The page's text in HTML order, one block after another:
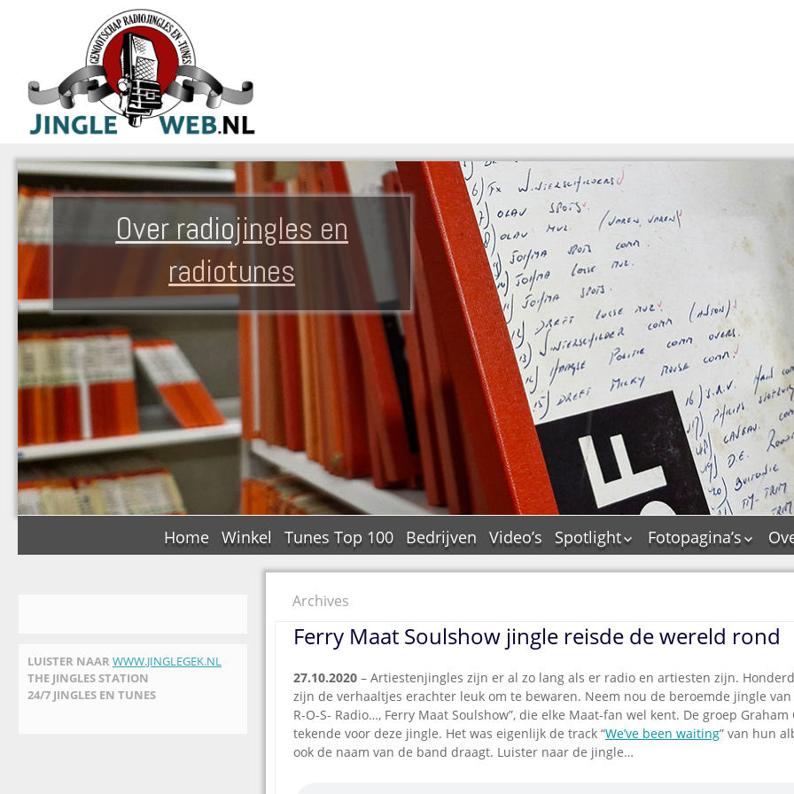
Over radiojingles en
radiotunes
Home Winkel Tunes Top 100 Bedrijven Video’s
Spotlight
De Tourflitsjingle –
tags
Dallas jingle city
De Tourtune
Ferry Maat 65
Ferry Maat interview
Jingle Awards
Fotopagina’s
JAM in pictures
Pepper & Tanner in
Top Format in
pictures
Dik Voormekaar in
foto’s
LUISTER NAAR WWW.JINGLEGEK.NL
THE JINGLES STATION
24/7 JINGLES EN TUNES
Archives
Ferry Maat Soulshow jingle reisde de wereld rond
27.10.2020 – Artiestenjingles zijn er al zo lang als er radio en artiesten zijn.
zijn de verhaaltjes erachter leuk om te bewaren. Neem nou de beroemde jingle van
R-O-S- Radio…, Ferry Maat Soulshow”, die elke Maat-fan wel kent. De groep
tekende voor deze jingle. Het was eigenlijk de track “We’ve been waiting” van hun
ook de naam van de band draagt. Luister naar de jingle…